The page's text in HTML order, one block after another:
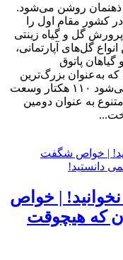
ذهنمان روشن می‌شود.
کشور مقام اول را
گل و گیاه زینتی
گل‌های آپارتمانی،
پاتوق
به‌عنوان بزرگ‌ترین
دهکده پرورش گل در کل کشور شناخته می‌شود ۱۱۰ هکتار وسعت
متنوع به عنوان دومین
| خواص
که هیچوقت